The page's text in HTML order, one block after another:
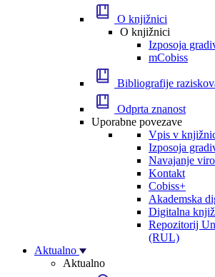
O knjižnici
O knjižnici
Izposoja
mCobiss
Bibliografije
Odprta znanost
Uporabne povezave
Vpis v
Izposoja
Navajanje
Kontakt
Cobiss+
Akademska
Digitalna
Repozitorij
(RUL)
Aktualno
Aktualno